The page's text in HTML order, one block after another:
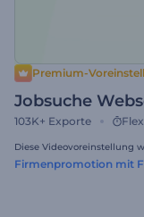
Premium-
Jobsuche
103K+ Exporte
Diese Videovoreinstellung
Firmenpromotion mit